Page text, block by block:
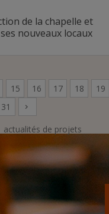
de la chapelle et
nouveaux locaux
15 16 17 18 19
31
actualités de projets